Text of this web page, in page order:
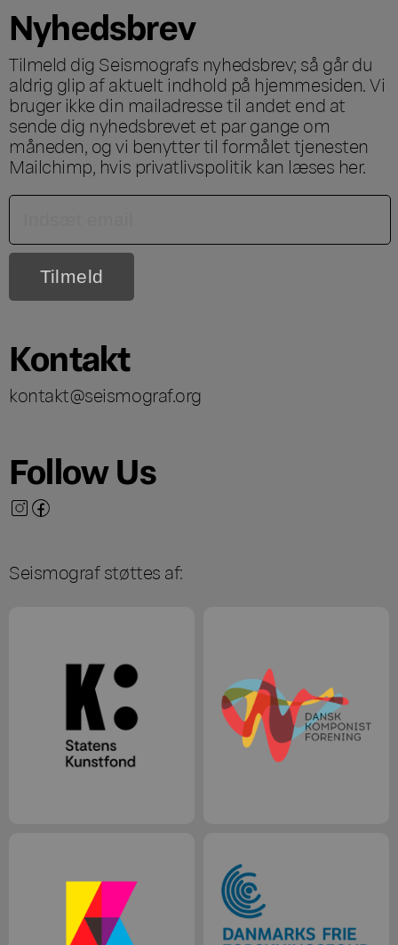
Nyhedsbrev
Tilmeld dig Seismografs nyhedsbrev; så går du
aldrig glip af aktuelt indhold på hjemmesiden. Vi
bruger ikke din mailadresse til andet end at
sende dig nyhedsbrevet et par gange om
måneden, og vi benytter til formålet tjenesten
Mailchimp, hvis privatlivspolitik kan læses her.
Kontakt
kontakt@seismograf.org
Follow Us
Seismograf støttes af: